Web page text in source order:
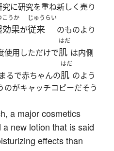
究に研究を重ね新しく売り
こうか
果が
じゅうらい
従来 のものより
使用しただけで
はだ
肌 は内側
るで赤ちゃんの
はだ
肌 のよう
のがキャッチコピーだそう
a major cosmetics
new lotion that is said
effects than